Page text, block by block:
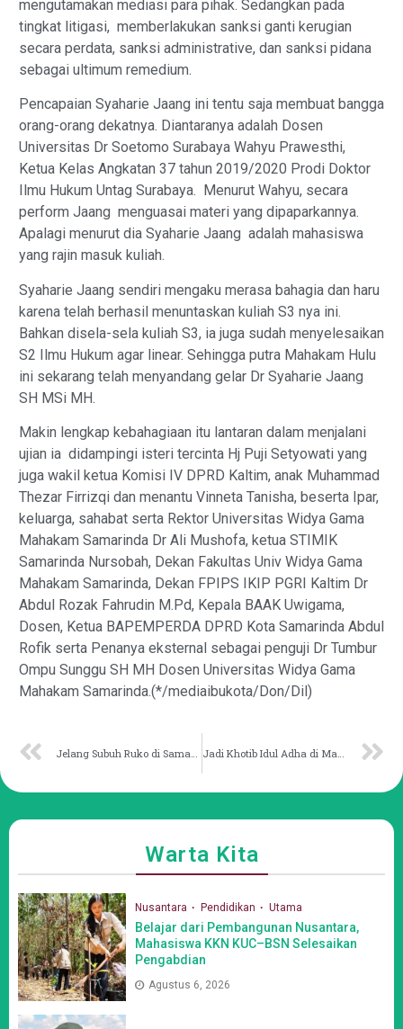
mengutamakan mediasi para pihak. Sedangkan pada
tingkat litigasi, memberlakukan sanksi ganti kerugian
secara perdata, sanksi administrative, dan sanksi pidana
sebagai ultimum remedium.
Pencapaian Syaharie Jaang ini tentu saja membuat bangga
orang-orang dekatnya. Diantaranya adalah Dosen
Universitas Dr Soetomo Surabaya Wahyu Prawesthi,
Ketua Kelas Angkatan 37 tahun 2019/2020 Prodi Doktor
Ilmu Hukum Untag Surabaya. Menurut Wahyu, secara
perform Jaang menguasai materi yang dipaparkannya.
Apalagi menurut dia Syaharie Jaang adalah mahasiswa
yang rajin masuk kuliah.
Syaharie Jaang sendiri mengaku merasa bahagia dan haru
karena telah berhasil menuntaskan kuliah S3 nya ini.
Bahkan disela-sela kuliah S3, ia juga sudah menyelesaikan
S2 Ilmu Hukum agar linear. Sehingga putra Mahakam Hulu
ini sekarang telah menyandang gelar Dr Syaharie Jaang
SH MSi MH.
Makin lengkap kebahagiaan itu lantaran dalam menjalani
ujian ia didampingi isteri tercinta Hj Puji Setyowati yang
juga wakil ketua Komisi IV DPRD Kaltim, anak Muhammad
Thezar Firrizqi dan menantu Vinneta Tanisha, beserta Ipar,
keluarga, sahabat serta Rektor Universitas Widya Gama
Mahakam Samarinda Dr Ali Mushofa, ketua STIMIK
Samarinda Nursobah, Dekan Fakultas Univ Widya Gama
Mahakam Samarinda, Dekan FPIPS IKIP PGRI Kaltim Dr
Abdul Rozak Fahrudin M.Pd, Kepala BAAK Uwigama,
Dosen, Ketua BAPEMPERDA DPRD Kota Samarinda Abdul
Rofik serta Penanya eksternal sebagai penguji Dr Tumbur
Ompu Sunggu SH MH Dosen Universitas Widya Gama
Mahakam Samarinda.(*/mediaibukota/Don/Dil)
Warta Kita
Nusantara Pendidikan Utama
Belajar dari Pembangunan Nusantara,
Mahasiswa KKN KUC–BSN Selesaikan
Pengabdian
Agustus 6, 2026